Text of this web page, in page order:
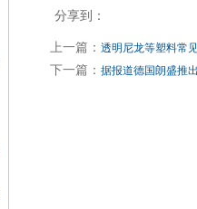
分享到：
上一篇： 透明尼龙等塑料常
下一篇： 据报道德国朗盛推